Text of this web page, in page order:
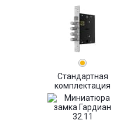
Стандартная
комплектация